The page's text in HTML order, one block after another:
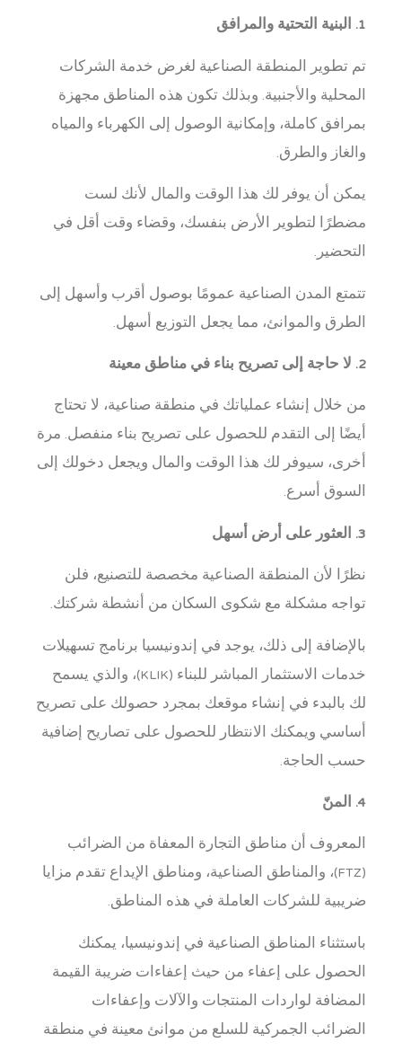
1. البنية التحتية والمرافق
تم تطوير المنطقة الصناعية لغرض خدمة الشركات
المحلية والأجنبية. وبذلك تكون هذه المناطق مجهزة
بمرافق كاملة، وإمكانية الوصول إلى الكهرباء والمياه
والغاز والطرق.
يمكن أن يوفر لك هذا الوقت والمال لأنك لست
مضطرًا لتطوير الأرض بنفسك، وقضاء وقت أقل في
التحضير.
تتمتع المدن الصناعية عمومًا بوصول أقرب وأسهل إلى
الطرق والموانئ، مما يجعل التوزيع أسهل.
2. لا حاجة إلى تصريح بناء في مناطق معينة
من خلال إنشاء عملياتك في منطقة صناعية، لا تحتاج
أيضًا إلى التقدم للحصول على تصريح بناء منفصل. مرة
أخرى، سيوفر لك هذا الوقت والمال ويجعل دخولك إلى
السوق أسرع.
3. العثور على أرض أسهل
نظرًا لأن المنطقة الصناعية مخصصة للتصنيع، فلن
تواجه مشكلة مع شكوى السكان من أنشطة شركتك.
بالإضافة إلى ذلك، يوجد في إندونيسيا برنامج تسهيلات
خدمات الاستثمار المباشر للبناء (KLIK)، والذي يسمح
لك بالبدء في إنشاء موقعك بمجرد حصولك على تصريح
أساسي ويمكنك الانتظار للحصول على تصاريح إضافية
حسب الحاجة.
4. المنّ
المعروف أن مناطق التجارة المعفاة من الضرائب
(FTZ)، والمناطق الصناعية، ومناطق الإيداع تقدم مزايا
ضريبية للشركات العاملة في هذه المناطق.
باستثناء المناطق الصناعية في إندونيسيا، يمكنك
الحصول على إعفاء من حيث إعفاءات ضريبة القيمة
المضافة لواردات المنتجات والآلات وإعفاءات
الضرائب الجمركية للسلع من موانئ معينة في منطقة